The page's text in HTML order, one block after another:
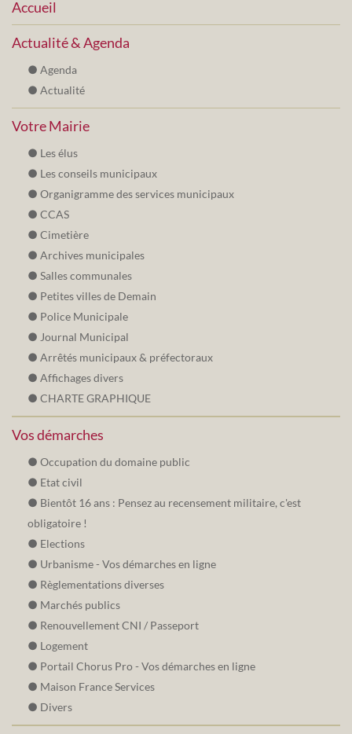
Accueil
Actualité & Agenda
Agenda
Actualité
Votre Mairie
Les élus
Les conseils municipaux
Organigramme des services municipaux
CCAS
Cimetière
Archives municipales
Salles communales
Petites villes de Demain
Police Municipale
Journal Municipal
Arrêtés municipaux & préfectoraux
Affichages divers
CHARTE GRAPHIQUE
Vos démarches
Occupation du domaine public
Etat civil
Bientôt 16 ans : Pensez au recensement militaire, c'est
obligatoire !
Elections
Urbanisme - Vos démarches en ligne
Règlementations diverses
Marchés publics
Renouvellement CNI / Passeport
Logement
Portail Chorus Pro - Vos démarches en ligne
Maison France Services
Divers